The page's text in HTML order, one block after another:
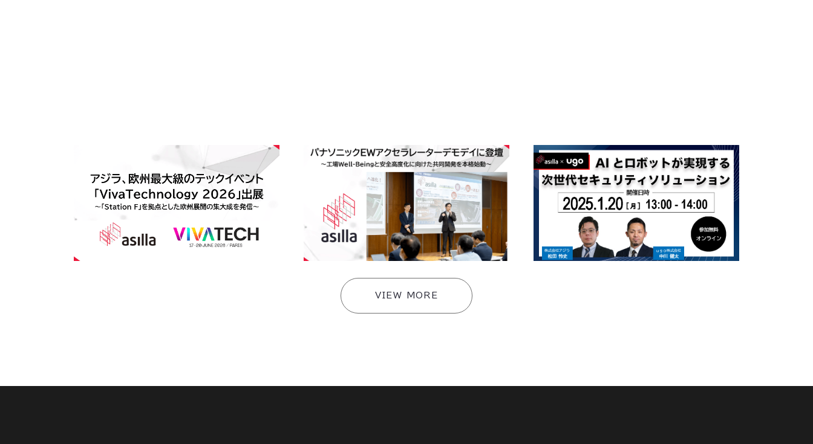
2026. 06. 08
アジラ、欧州最大級のテックイベント「VivaT
echnology 2026」に出展〜東京都「Viv
a Tech 2026出展プログラム」採択企業と
して「Station F」を拠点とした欧州展開の
集大成を発信〜
イベント
アジラ、パナソニックEWアクセラレーターデ
モデイに登壇 〜工場Well-Beingと安全高
度化に向けた共同開発を本格始動〜
2025.01.08
【警備業界の未来を語る】asilla ×ｕｇｏ共催
ウェビナー「AIとロボットが実現する次世代
のセキュリティソリューション」
#イベント
VIEW MORE